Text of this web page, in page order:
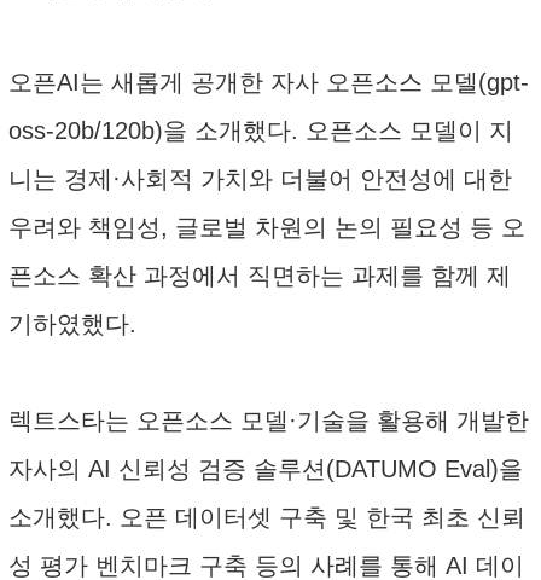
오픈AI는 새롭게 공개한 자사 오픈소스 모델(gpt-
oss-20b/120b)을 소개했다. 오픈소스 모델이 지
니는 경제·사회적 가치와 더불어 안전성에 대한
우려와 책임성, 글로벌 차원의 논의 필요성 등 오
픈소스 확산 과정에서 직면하는 과제를 함께 제
기하였했다.
렉트스타는 오픈소스 모델·기술을 활용해 개발한
자사의 AI 신뢰성 검증 솔루션(DATUMO Eval)을
소개했다. 오픈 데이터셋 구축 및 한국 최초 신뢰
성 평가 벤치마크 구축 등의 사례를 통해 AI 데이